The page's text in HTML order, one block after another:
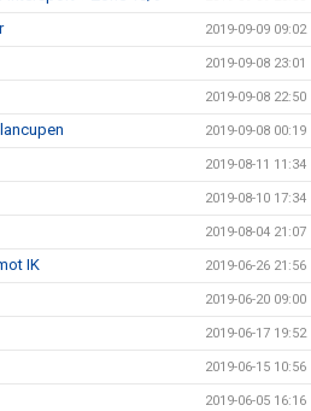
2019-09-09 09:02
2019-09-08 23:01
2019-09-08 22:50
2019-09-08 00:19
2019-08-11 11:34
2019-08-10 17:34
2019-08-04 21:07
IK 2019-06-26 21:56
2019-06-20 09:00
2019-06-17 19:52
2019-06-15 10:56
2019-06-05 16:16